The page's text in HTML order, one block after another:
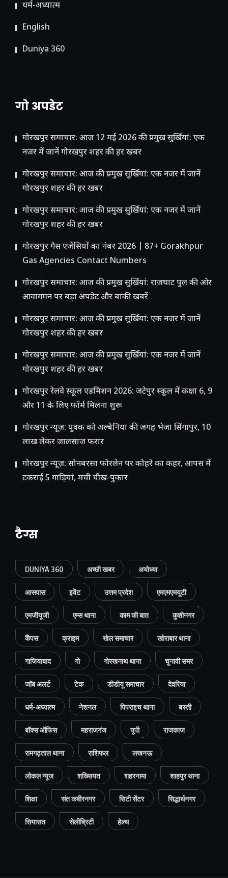
धर्म-अध्यात्म
English
Duniya 360
गो अपडेट
गोरखपुर समाचार: आज 12 मई 2026 की प्रमुख सुर्खियां: एक
नजर में जानें गोरखपुर शहर की हर खबर
गोरखपुर समाचार: आज की प्रमुख सुर्खियां: एक नजर में जानें
गोरखपुर शहर की हर खबर
गोरखपुर समाचार: आज की प्रमुख सुर्खियां: एक नजर में जानें
गोरखपुर शहर की हर खबर
गोरखपुर गैस एजेंसियों का नंबर 2026 | 87+ Gorakhpur
Gas Agencies Contact Numbers
गोरखपुर समाचार: आज की प्रमुख सुर्खियां: राजघाट पुल की ओर
आवागमन पर बड़ा अपडेट और बाकी खबरें
गोरखपुर समाचार: आज की प्रमुख सुर्खियां: एक नजर में जानें
गोरखपुर शहर की हर खबर
गोरखपुर समाचार: आज की प्रमुख सुर्खियां: एक नजर में जानें
गोरखपुर शहर की हर खबर
गोरखपुर रेलवे स्कूल एडमिशन 2026: जटेपुर स्कूल में कक्षा 6, 9
और 11 के लिए फॉर्म मिलना शुरू
गोरखपुर न्यूज़: युवक को अल्बेनिया की जगह भेजा सिंगापुर, 10
लाख लेकर जालसाज फरार
गोरखपुर न्यूज़: सोनबरसा फोरलेन पर कोहरे का कहर, आपस में
टकराईं 5 गाड़ियां, मची चीख-पुकार
टैग्स
DUNIYA 360 अच्छी खबर अयोध्या
आसपास इवेंट उत्तम प्रदेश एमएमएमयूटी
एमजीयूजी एम्स थाना काम की बात कुशीनगर
कैंपस क्राइम खेल समाचार खोराबार थाना
गाजियाबाद गो गोरखनाथ थाना चुनावी समर
जॉब अलर्ट टेक डीडीयू समाचार देवरिया
धर्म-अध्यात्म नेशनल पिपराइच थाना बस्ती
बॉक्स ऑफिस महराजगंज यूपी राजकाज
रामगढ़ताल थाना राशिफल लखनऊ
लोकल न्यूज शख्सियत शहरनामा शाहपुर थाना
शिक्षा संत कबीरनगर सिटी सेंटर सिद्धार्थनगर
सियासत सेलीब्रिटी हेल्थ